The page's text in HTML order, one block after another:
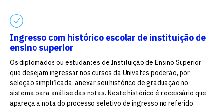
Ingresso com histórico escolar de instituição de
ensino superior
Os diplomados ou estudantes de Instituição de Ensino Superior
que desejam ingressar nos cursos da Univates poderão, por
seleção simplificada, anexar seu histórico de graduação no
sistema para análise das notas. Neste histórico é necessário que
apareça a nota do processo seletivo de ingresso no referido
Escolha a vaga que você
quer concorrer:
vagas para início de curso